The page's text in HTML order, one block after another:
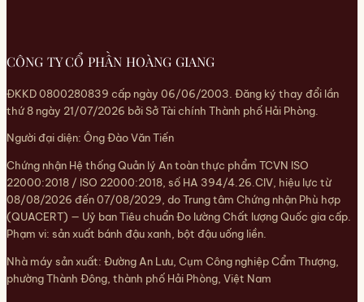
CÔNG TY CỔ PHẦN HOÀNG GIANG
ĐKKD 0800280839 cấp ngày 06/06/2003. Đăng ký thay đổi lần
thứ 8 ngày 21/07/2026 bởi Sở Tài chính Thành phố Hải Phòng.
Người đại diện: Ông Đào Văn Tiến
Chứng nhận Hệ thống Quản lý An toàn thực phẩm TCVN ISO
22000:2018 / ISO 22000:2018, số HA 394/4.26.CIV, hiệu lực từ
08/08/2026 đến 07/08/2029, do Trung tâm Chứng nhận Phù hợp
(QUACERT) — Uỷ ban Tiêu chuẩn Đo lường Chất lượng Quốc gia cấp.
Phạm vi: sản xuất bánh đậu xanh, bột đậu uống liền.
Nhà máy sản xuất: Đường An Lưu, Cụm Công nghiệp Cẩm Thượng,
phường Thành Đông, thành phố Hải Phòng, Việt Nam